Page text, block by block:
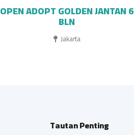
OPEN ADOPT GOLDEN JANTAN 6
BLN
Jakarta
Tautan Penting